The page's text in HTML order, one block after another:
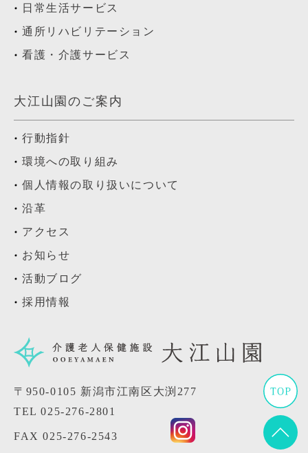
日常生活サービス
通所リハビリテーション
看護・介護サービス
大江山園のご案内
行動指針
環境への取り組み
個人情報の取り扱いについて
沿革
アクセス
お知らせ
活動ブログ
採用情報
〒950-0105 新潟市江南区大渕277
TEL025-276-2801
FAX 025-276-2543